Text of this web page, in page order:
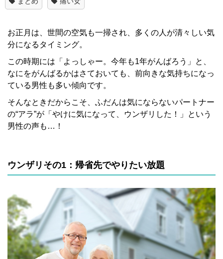
お正月は、世間の空気も一掃され、多くの人が清々しい気
分になるタイミング。
この時期には「よっしゃー。今年も1年がんばろう」と、
なにをがんばるかはさておいても、前向きな気持ちになっ
ている男性も多い傾向です。
そんなときだからこそ、ふだんは気にならないパートナー
の“アラ”が「やけに気になって、ウンザリした！」という
男性の声も…！
ウンザリその1：帰省先でやりたい放題